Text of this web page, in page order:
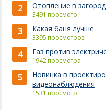
2 Отопление в
3491 просмотр
3 Какая баня лучше
3395 просмотров
4 Газ против
1942 просмотра
5
Новинка в
видеонаблюдения
1531 просмотр